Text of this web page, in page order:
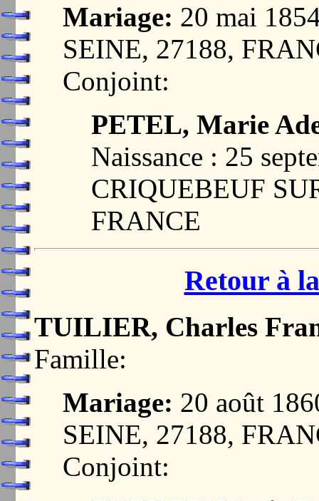
Mariage: 20 mai
SEINE, 27188,
Conjoint:
PETEL, Marie
Naissance : 25
CRIQUEBEUF
FRANCE
Retour à
TUILIER, Charles
Famille:
Mariage: 20 août
SEINE, 27188,
Conjoint: